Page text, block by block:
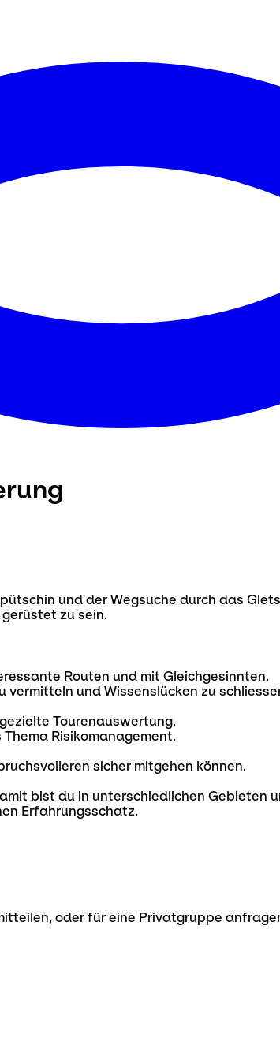
und der Wegsuche durch das
zu sein.
Routen und mit Gleichgesinnten.
und Wissenslücken zu
Tourenauswertung.
Risikomanagement.
sicher mitgehen können.
bist du in unterschiedlichen Gebieten
Erfahrungsschatz.
oder für eine Privatgruppe